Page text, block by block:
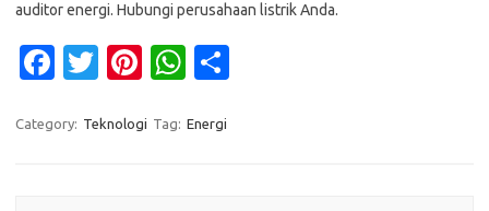
auditor energi. Hubungi perusahaan listrik Anda.
Fa
e
T
it
Pi
er
W
at
Category: Teknologi Tag: Energi